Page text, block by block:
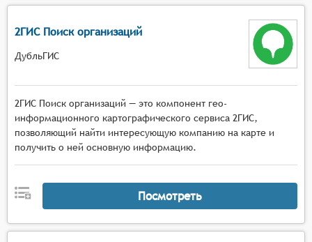
2ГИС Поиск организаций
ДубльГИС
2ГИС Поиск организаций — это компонент гео-
информационного картографического сервиса 2ГИС,
позволяющий найти интересующую компанию на карте и
получить о ней основную информацию.
Посмотреть